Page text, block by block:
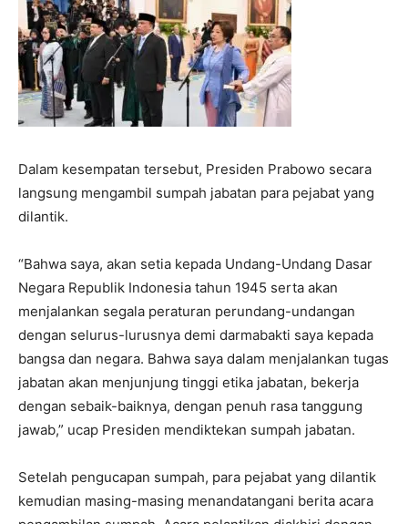
Dalam kesempatan tersebut, Presiden Prabowo secara
langsung mengambil sumpah jabatan para pejabat yang
dilantik.
“Bahwa saya, akan setia kepada Undang-Undang Dasar
Negara Republik Indonesia tahun 1945 serta akan
menjalankan segala peraturan perundang-undangan
dengan selurus-lurusnya demi darmabakti saya kepada
bangsa dan negara. Bahwa saya dalam menjalankan tugas
jabatan akan menjunjung tinggi etika jabatan, bekerja
dengan sebaik-baiknya, dengan penuh rasa tanggung
jawab,” ucap Presiden mendiktekan sumpah jabatan.
Setelah pengucapan sumpah, para pejabat yang dilantik
kemudian masing-masing menandatangani berita acara